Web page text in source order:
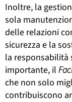
Inoltre, la
sola
delle relazioni
sicurezza e la
la responsabilità
importante, il
che non solo
contribuiscono